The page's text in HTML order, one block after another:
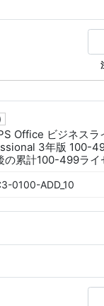
Office ビジネスラ
3年版 100-
の累計100-499ライ
0100-ADD_10